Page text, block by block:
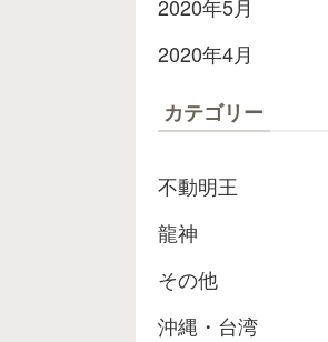
2020年5月
2020年4月
カテゴリー
不動明王
龍神
その他
沖縄・台湾